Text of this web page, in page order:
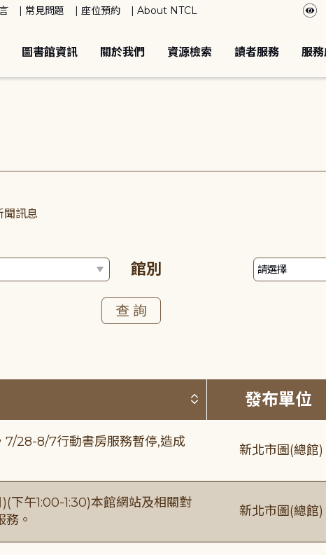
常見問題 座位預約 About NTCL
圖書館資訊 關於我們 資源檢索 讀者服務 服
聞訊息
館別
按標題排序 (升
發布單位
7/28-8/7行動書房服務暫停,造成
新北市圖(總館)
下午1:00-1:30)本館網站及相關對
。
新北市圖(總館)